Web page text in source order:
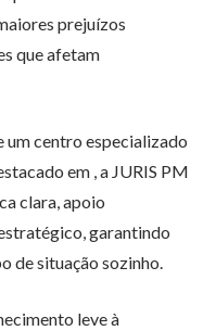
prejuízos
que afetam
um centro especializado
em , a JURIS PM
clara, apoio
garantindo
de situação sozinho.
leve à